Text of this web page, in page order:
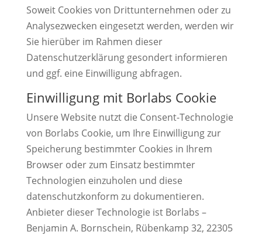
Soweit Cookies von Drittunternehmen oder zu
Analysezwecken eingesetzt werden, werden wir
Sie hierüber im Rahmen dieser
Datenschutzerklärung gesondert informieren
und ggf. eine Einwilligung abfragen.
Einwilligung mit Borlabs Cookie
Unsere Website nutzt die Consent-Technologie
von Borlabs Cookie, um Ihre Einwilligung zur
Speicherung bestimmter Cookies in Ihrem
Browser oder zum Einsatz bestimmter
Technologien einzuholen und diese
datenschutzkonform zu dokumentieren.
Anbieter dieser Technologie ist Borlabs –
Benjamin A. Bornschein, Rübenkamp 32, 22305